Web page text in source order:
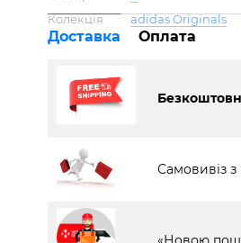
Колекція
adidas Originals
Доставка Оплата
Самовивіз